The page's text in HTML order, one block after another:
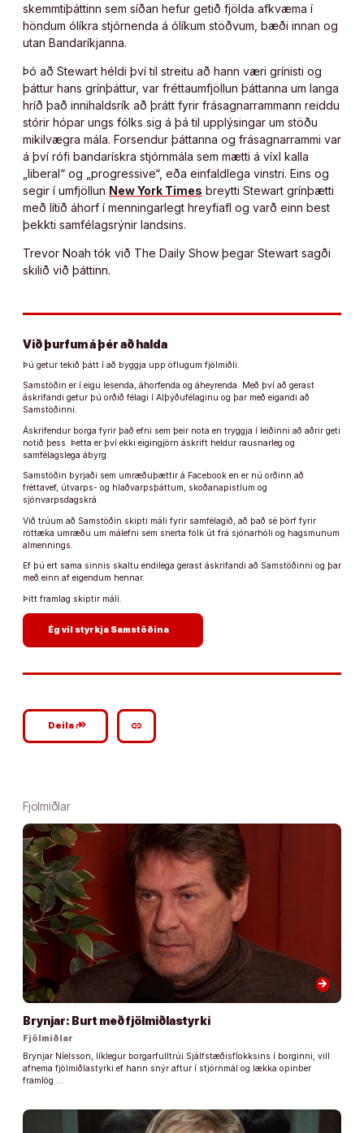
skemmtiþáttinn sem síðan hefur getið fjölda afkvæma í
höndum ólíkra stjórnenda á ólíkum stöðvum, bæði innan og
utan Bandaríkjanna.
Þó að Stewart héldi því til streitu að hann væri grínisti og
þáttur hans grínþáttur, var fréttaumfjöllun þáttanna um langa
hríð það innihaldsrík að þrátt fyrir frásagnarrammann reiddu
stórir hópar ungs fólks sig á þá til upplýsingar um stöðu
mikilvægra mála. Forsendur þáttanna og frásagnarrammi var
á því rófi bandarískra stjórnmála sem mætti á víxl kalla
„liberal“ og „progressive“, eða einfaldlega vinstri. Eins og
segir í umfjöllun New York Times breytti Stewart grínþætti
með lítið áhorf í menningarlegt hreyfiafl og varð einn best
þekkti samfélagsrýnir landsins.
Trevor Noah tók við The Daily Show þegar Stewart sagði
skilið við þáttinn.
Við þurfum á þér að halda
Þú getur tekið þátt í að byggja upp öflugum fjölmiðli.
Samstöðin er í eigu lesenda, áhorfenda og áheyrenda. Með því að gerast
áskrifandi getur þú orðið félagi í Alþýðufélaginu og þar með eigandi að
Samstöðinni.
Áskrifendur borga fyrir það efni sem þeir nota en tryggja í leiðinni að aðrir geti
notið þess. Þetta er því ekki eigingjörn áskrift heldur rausnarleg og
samfélagslega ábyrg.
Samstöðin byrjaði sem umræðuþættir á Facebook en er nú orðinn að
fréttavef, útvarps- og hlaðvarpsþáttum, skoðanapistlum og
sjónvarpsdagskrá.
Við trúum að Samstöðin skipti máli fyrir samfélagið, að það sé þörf fyrir
róttæka umræðu um málefni sem snerta fólk út frá sjónarhóli og hagsmunum
almennings.
Ef þú ert sama sinnis skaltu endilega gerast áskrifandi að Samstöðinni og þar
með einn af eigendum hennar.
Þitt framlag skiptir máli.
Ég vil styrkja Samstöðina
Deilagoogle_plus_reshare link
Fjölmiðlar
arrow_forward
Brynjar: Burt með fjölmiðlastyrki
Fjölmiðlar
Brynjar Níelsson, líklegur borgarfulltrúi Sjálfstæðisflokksins í borginni, vill
afnema fjölmiðlastyrki ef hann snýr aftur í stjórnmál og lækka opinber
framlög …